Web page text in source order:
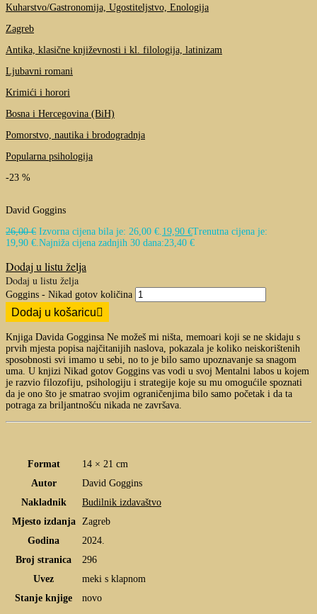
Kuharstvo/Gastronomija, Ugostiteljstvo, Enologija
Zagreb
Antika, klasične književnosti i kl. filologija, latinizam
Ljubavni romani
Krimići i horori
Bosna i Hercegovina (BiH)
Pomorstvo, nautika i brodogradnja
Popularna psihologija
-23 %
David Goggins
26,00€ Izvorna cijena bila je: 26,00 €. 19,90 €Trenutna cijena je:
19,90 €. Najniža cijena zadnjih 30 dana:23,40 €
Dodaj u listu želja
Dodaj u listu želja
Goggins - Nikad gotov količina
Dodaj u košaricu
Knjiga Davida Gogginsa Ne možeš mi ništa, memoari koji se ne skidaju s
prvih mjesta popisa najčitanijih naslova, pokazala je koliko neiskorištenih
sposobnosti svi imamo u sebi, no to je bilo samo upoznavanje sa snagom
uma. U knjizi Nikad gotov Goggins vas vodi u svoj Mentalni labos u kojem
je razvio filozofiju, psihologiju i strategije koje su mu omogućile spoznati
da je ono što je smatrao svojim ograničenjima bilo samo početak i da ta
potraga za briljantnošću nikada ne završava.
Format
14 × 21 cm
Autor
David Goggins
Nakladnik
Budilnik izdavaštvo
Mjesto izdanja
Zagreb
Godina
2024.
Broj stranica
296
Uvez
meki s klapnom
Stanje knjige
novo